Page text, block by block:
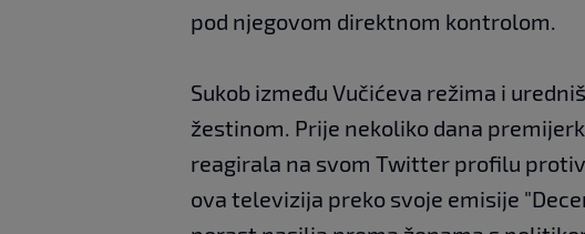
pod njegovom direktnom kontrolom.
Sukob između Vučićeva režima i
žestinom. Prije nekoliko dana
reagirala na svom Twitter profilu
ova televizija preko svoje emisije